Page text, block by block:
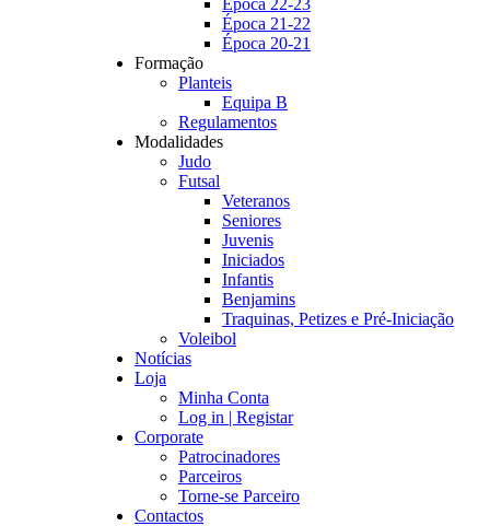
Época 22-23
Época 21-22
Época 20-21
Formação
Planteis
Equipa B
Regulamentos
Modalidades
Judo
Futsal
Veteranos
Seniores
Juvenis
Iniciados
Infantis
Benjamins
Traquinas, Petizes e Pré-Iniciação
Voleibol
Notícias
Loja
Minha Conta
Log in | Registar
Corporate
Patrocinadores
Parceiros
Torne-se Parceiro
Contactos